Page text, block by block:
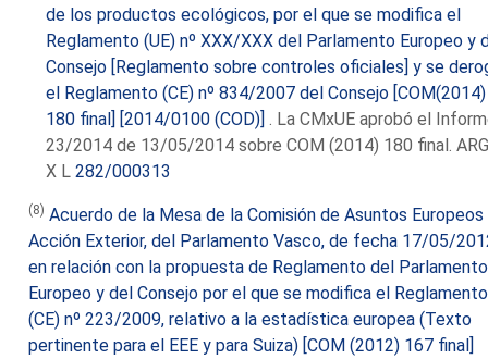
de los productos ecológicos, por el que se modifica el
Reglamento (UE) nº XXX/XXX del Parlamento Europeo y
Consejo [Reglamento sobre controles oficiales] y se
el Reglamento (CE) nº 834/2007 del Consejo [COM(2014)
180 final] [2014/0100 (COD)]
. La CMxUE aprobó el
23/2014 de 13/05/2014 sobre COM (2014) 180 final.
X L282/000313
(8) Acuerdo de la Mesa de la Comisión de Asuntos Europeos
Acción Exterior, del Parlamento Vasco, de fecha 17/05/
en relación con la propuesta de Reglamento del Parlamento
Europeo y del Consejo por el que se modifica el Reglamento
(CE) nº 223/2009, relativo a la estadística europea (Texto
pertinente para el EEE y para Suiza) [COM (2012) 167 final]